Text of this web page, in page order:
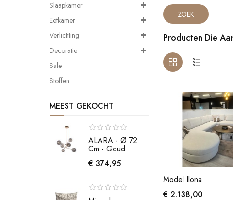
Slaapkamer
Eetkamer
Verlichting
Decoratie
Sale
Stoffen
MEEST GEKOCHT
ALARA - Ø 72
Cm - Goud
€ 374,95
Producten Die
Model Ilona
€ 2.138,00